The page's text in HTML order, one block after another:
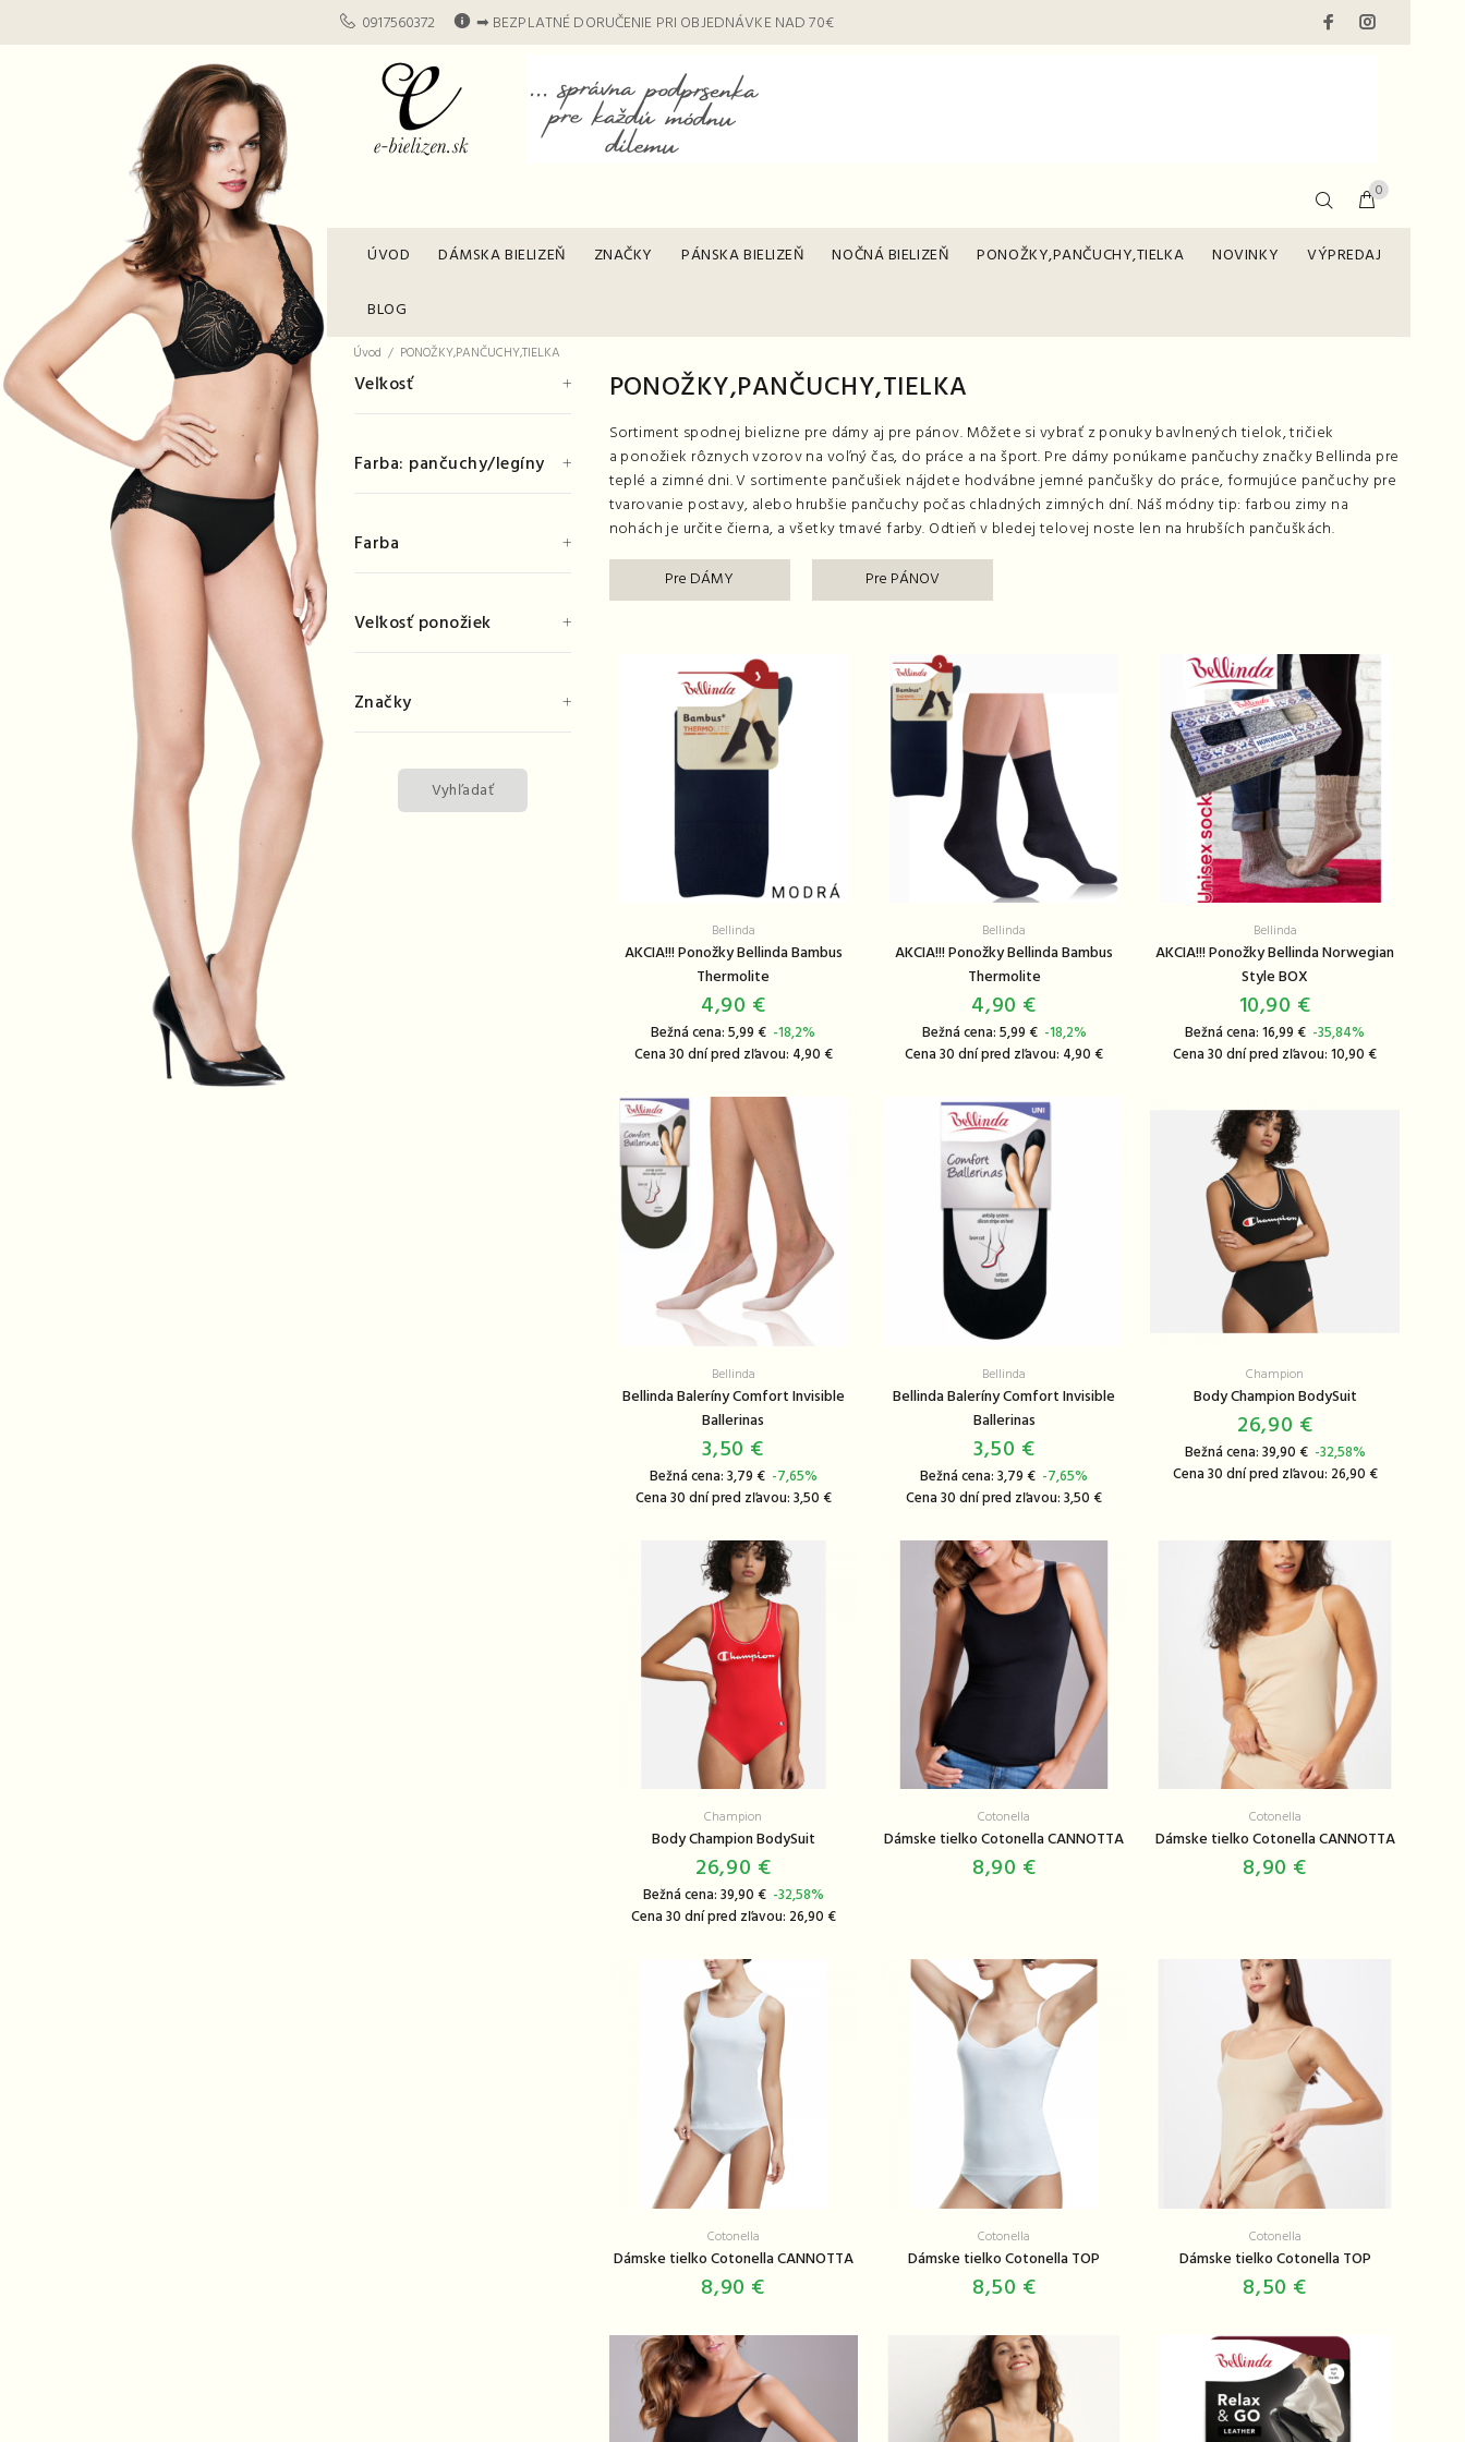
0917560372 ➡ BEZPLATNÉ DORUČENIE PRI OBJEDNÁVKE NAD 70€
0
ÚVOD DÁMSKA BIELIZEŇ ZNAČKY PÁNSKA BIELIZEŇ NOČNÁ BIELIZEŇ PONOŽKY,PANČUCHY,TIELKA NOVINKY VÝPREDAJ
BLOG
Úvod PONOŽKY,PANČUCHY,TIELKA
Veľkosť
Farba: pančuchy/legíny
Farba
Veľkosť ponožiek
Značky
Vyhľadať
PONOŽKY,PANČUCHY,TIELKA
Sortiment spodnej bielizne pre dámy aj pre pánov. Môžete si vybrať z ponuky bavlnených tielok, tričiek
a ponožiek rôznych vzorov na voľný čas, do práce a na šport. Pre dámy ponúkame pančuchy značky Bellinda pre
teplé a zimné dni. V sortimente pančušiek nájdete hodvábne jemné pančušky do práce, formujúce pančuchy pre
tvarovanie postavy, alebo hrubšie pančuchy počas chladných zimných dní. Náš módny tip: farbou zimy na
nohách je určite čierna, a všetky tmavé farby. Odtieň v bledej telovej noste len na hrubších pančuškách.
Pre DÁMY
Pre PÁNOV
Bellinda
AKCIA!!! Ponožky Bellinda Bambus
Thermolite
4,90 €
Bežná cena: 5,99 € -18,2%
Cena 30 dní pred zľavou: 4,90 €
Bellinda
AKCIA!!! Ponožky Bellinda Bambus
Thermolite
4,90 €
Bežná cena: 5,99 € -18,2%
Cena 30 dní pred zľavou: 4,90 €
Bellinda
AKCIA!!! Ponožky Bellinda Norwegian
Style BOX
10,90 €
Bežná cena: 16,99 € -35,84%
Cena 30 dní pred zľavou: 10,90 €
Bellinda
Bellinda Baleríny Comfort Invisible
Ballerinas
3,50 €
Bežná cena: 3,79 € -7,65%
Cena 30 dní pred zľavou: 3,50 €
Bellinda
Bellinda Baleríny Comfort Invisible
Ballerinas
3,50 €
Bežná cena: 3,79 € -7,65%
Cena 30 dní pred zľavou: 3,50 €
Champion
Body Champion BodySuit
26,90 €
Bežná cena: 39,90 € -32,58%
Cena 30 dní pred zľavou: 26,90 €
Champion
Body Champion BodySuit
26,90 €
Bežná cena: 39,90 € -32,58%
Cena 30 dní pred zľavou: 26,90 €
Cotonella
Dámske tielko Cotonella CANNOTTA
8,90 €
Cotonella
Dámske tielko Cotonella CANNOTTA
8,90 €
Cotonella
Dámske tielko Cotonella CANNOTTA
8,90 €
Cotonella
Dámske tielko Cotonella TOP
8,50 €
Cotonella
Dámske tielko Cotonella TOP
8,50 €